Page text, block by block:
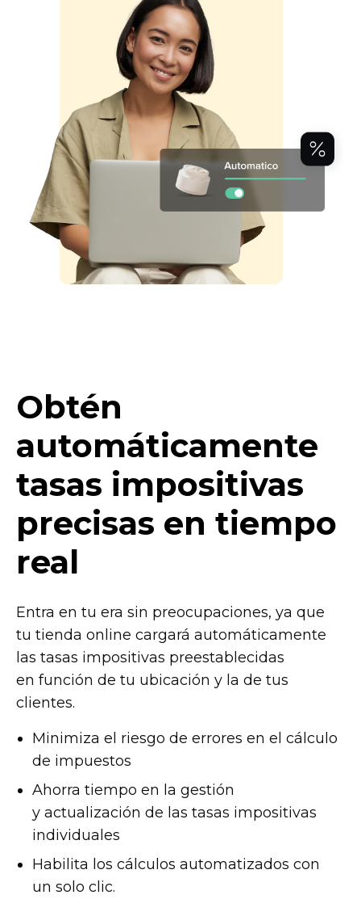
Obtén
automáticamente
tasas impositivas
precisas en tiempo
real
Entra en tu era sin preocupaciones, ya que
tu tienda online cargará automáticamente
las tasas impositivas preestablecidas
en función de tu ubicación y la de tus
clientes.
Minimiza el riesgo de errores en el cálculo
de impuestos
Ahorra tiempo en la gestión
y actualización de las tasas impositivas
individuales
Habilita los cálculos automatizados con
un solo clic.